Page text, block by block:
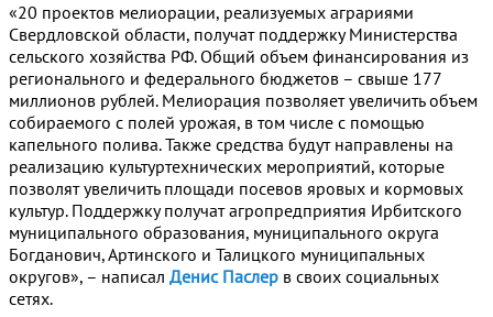
«20 проектов мелиорации, реализуемых аграриями
Свердловской области, получат поддержку Министерства
сельского хозяйства РФ. Общий объем финансирования из
регионального и федерального бюджетов – свыше 177
миллионов рублей. Мелиорация позволяет увеличить объем
собираемого с полей урожая, в том числе с помощью
капельного полива. Также средства будут направлены на
реализацию культуртехнических мероприятий, которые
позволят увеличить площади посевов яровых и кормовых
культур. Поддержку получат агропредприятия Ирбитского
муниципального образования, муниципального округа
Богданович, Артинского и Талицкого муниципальных
округов», – написал Денис Паслер в своих социальных
сетях.